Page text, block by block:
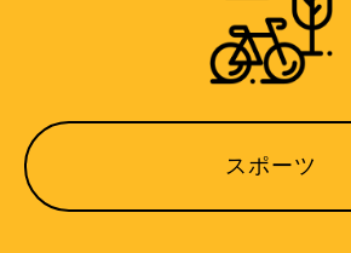
スポーツ